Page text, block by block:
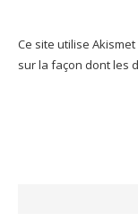
Ce site utilise
sur la façon dont les